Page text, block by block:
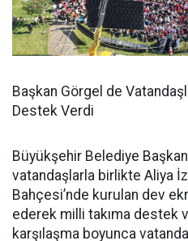
Başkan Görgel de
Destek Verdi
Büyükşehir Belediye
vatandaşlarla birlikte Aliya
Bahçesi’nde kurulan dev
ederek milli takıma destek
karşılaşma boyunca